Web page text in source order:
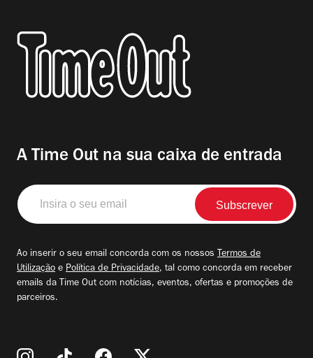
A Time Out na sua caixa de entrada
Insira
o
seu
Ao inserir o seu email concorda com os nossos Termos de
Utilização e Política de Privacidade, tal como concorda em receber
emails da Time Out com notícias, eventos, ofertas e promoções de
parceiros.